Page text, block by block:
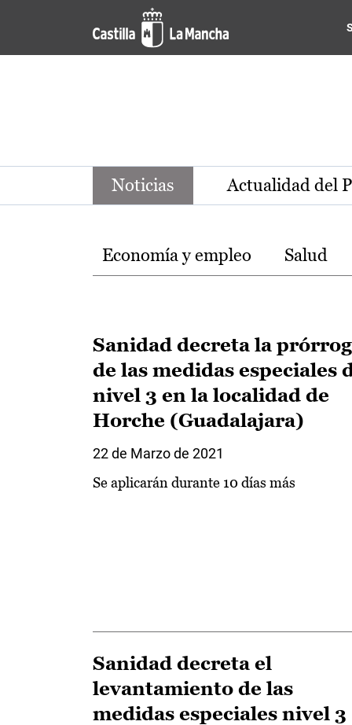
Pasar al contenido principal
Noticias de la región de
Noticias Actualidad del
Temas
Economía y empleo Salud
Sanidad decreta la
de las medidas especiales
nivel 3 en la localidad de
Horche (Guadalajara)
22 de Marzo de 2021
Se aplicarán durante 10 días más
Sanidad decreta el
levantamiento de las
medidas especiales nivel 3